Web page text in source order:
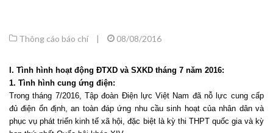
Thông cáo báo chí | 08/08/2016
I. Tình hình hoạt động ĐTXD và SXKD tháng 7 năm 2016:
1. Tình hình cung ứng điện:
Trong tháng 7/2016, Tập đoàn Điện lực Việt Nam đã nỗ lực cung cấp
đủ điện ổn định, an toàn đáp ứng nhu cầu sinh hoạt của nhân dân và
phục vụ phát triển kinh tế xã hội, đặc biệt là kỳ thi THPT quốc gia và kỳ